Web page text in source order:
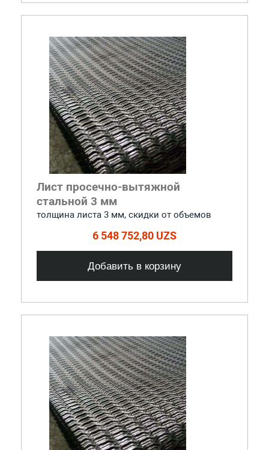
Лист просечно-вытяжной
стальной 3 мм
толщина листа 3 мм, cкидки от объемов
6 548 752,80 UZS
Добавить в корзину